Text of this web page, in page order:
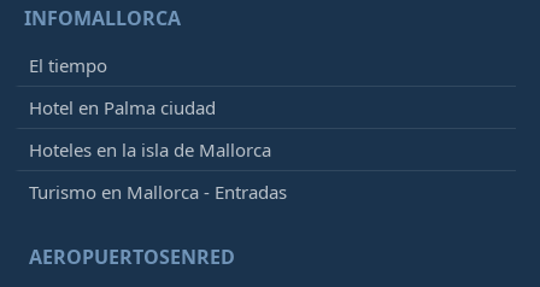
INFOMALLORCA
El tiempo
Hotel en Palma ciudad
Hoteles en la isla de Mallorca
Turismo en Mallorca - Entradas
AEROPUERTOSENRED